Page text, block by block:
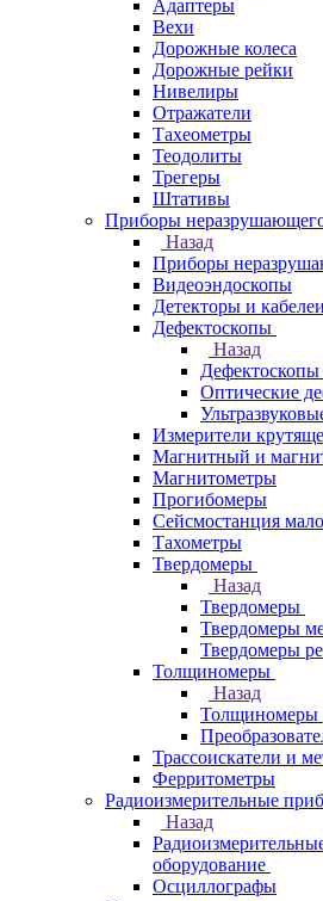
Адаптеры
Вехи
Дорожные колеса
Дорожные рейки
Нивелиры
Отражатели
Тахеометры
Теодолиты
Трегеры
Штативы
Приборы
Назад
Приборы
Видеоэндоскопы
Детекторы и
Дефектоскопы
Назад
Дефектоскопы
Оптические
Измерители
Магнитный и
Магнитометры
Прогибомеры
Сейсмостанция
Тахометры
Твердомеры
Назад
Твердомеры
Твердомеры
Твердомеры
Толщиномеры
Назад
Толщиномеры
Трассоискатели и
Ферритометры
Радиоизмерительные
Назад
оборудование
Осциллографы